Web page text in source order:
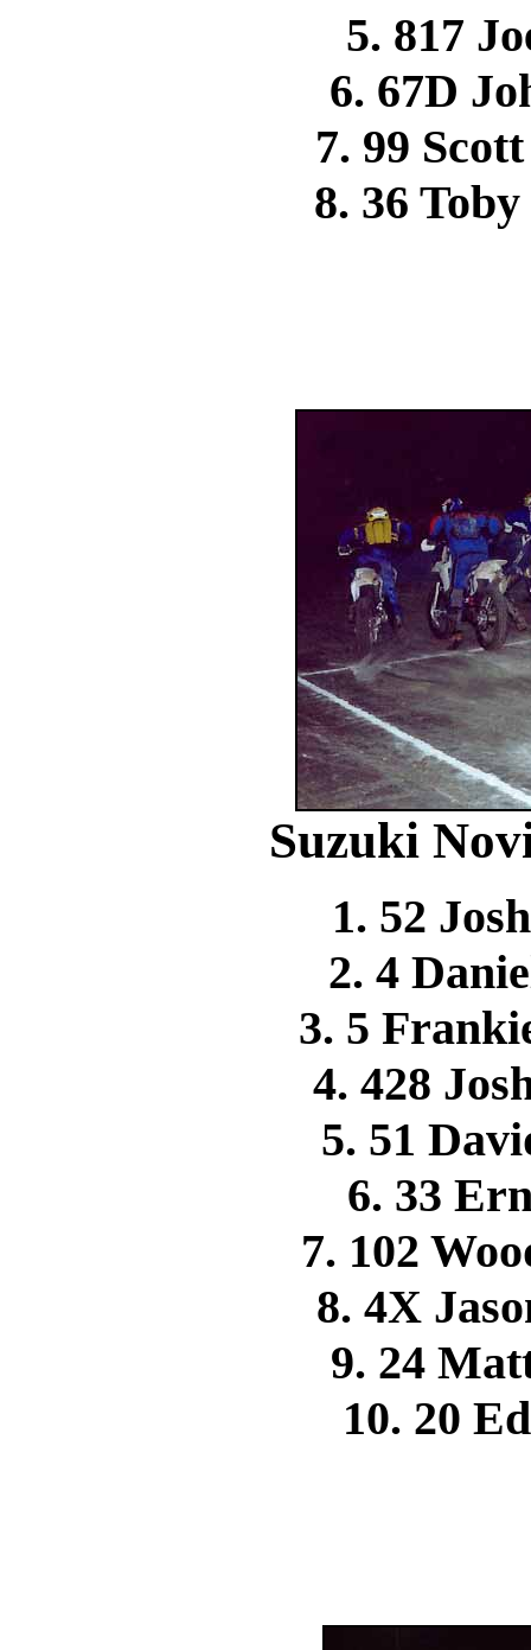
5. 817
6. 67D
7. 99
8. 36
Suzuki
1. 52
2. 4
3. 5
4. 428
5. 51
6. 33
7. 102
8. 4X
9. 24
10. 20